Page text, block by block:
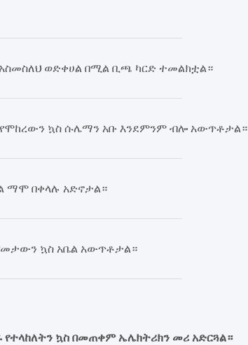
ወድቀሀል በሚል ቢጫ ካርድ ተመልክቷል።
ኳስ ሱሌማን አቡ እንደምንም ብሎ አውጥቶታል።
ማሞ በቀላሉ አድኖታል።
ኳስ አቤል አውጥቶታል።
ኳስ በመጠቀም ኤሌክትሪክን መሪ አድርጓል።